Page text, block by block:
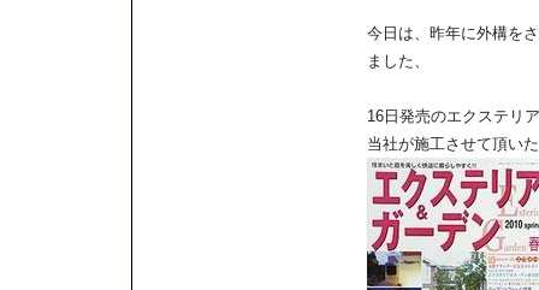
今日は、昨年に外構を
ました、
16日発売のエクステリ
当社が施工させて頂い